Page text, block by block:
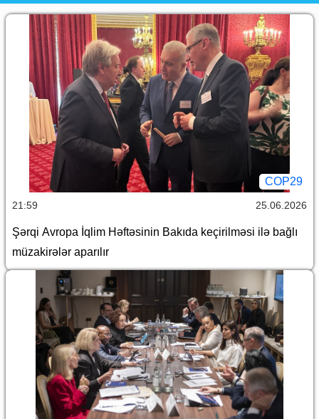
COP29
21:59 25.06.2026
Şərqi Avropa İqlim Həftəsinin Bakıda keçirilməsi ilə bağlı
müzakirələr aparılır